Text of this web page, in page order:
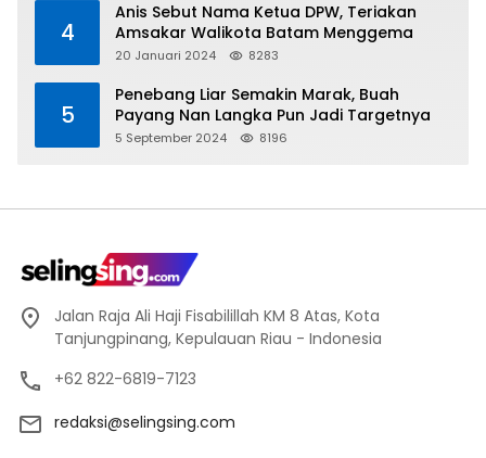
4
Anis Sebut Nama Ketua DPW, Teriakan
Amsakar Walikota Batam Menggema
20 Januari 2024 8283
5
Penebang Liar Semakin Marak, Buah
Payang Nan Langka Pun Jadi Targetnya
5 September 2024 8196
Jalan Raja Ali Haji Fisabilillah KM 8 Atas, Kota
Tanjungpinang, Kepulauan Riau - Indonesia
+62 822-6819-7123
redaksi@selingsing.com